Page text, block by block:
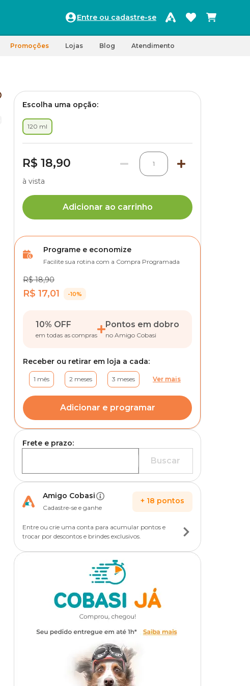
Entre ou cadastre-se
Promoções Lojas Blog Atendimento
Escolha uma opção:
120 ml
R$ 18,90 1
à vista
Adicionar ao carrinho
Programe e economize
Facilite sua rotina com a Compra Programada
R$ 18,90
R$ 17,01 -10%
10% OFF
em todas as compras
Pontos em dobro
no Amigo Cobasi
Receber ou retirar em loja a cada:
1 mês 2 meses 3 meses Ver mais
Adicionar e programar
Frete e prazo:
Buscar
Amigo Cobasi
Cadastre-se e ganhe
+ 18 pontos
Entre ou crie uma conta para acumular pontos e
trocar por descontos e brindes exclusivos.